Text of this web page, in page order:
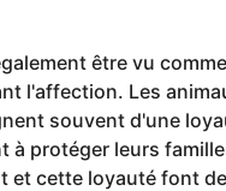
être vu
l'affection. Les
souvent d'une
à protéger leurs
et cette loyauté font